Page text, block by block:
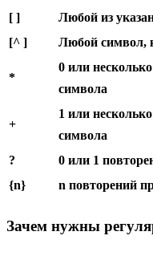
[ ]
Любой из
[^ ]
Любой символ,
*
0 или
символа
+
1 или
символа
?
0 или 1
{n}
n повторений
Зачем нужны